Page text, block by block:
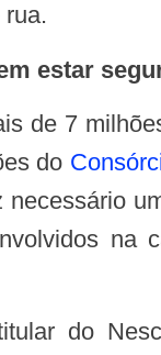
estar
do
na